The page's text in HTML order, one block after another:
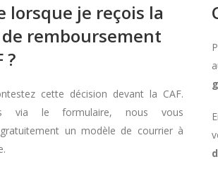
lorsque je reçois la
remboursement
?
cette décision devant la CAF.
via le formulaire, nous vous
un modèle de courrier à